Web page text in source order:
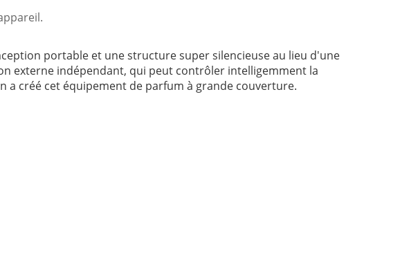
portable et une structure super silencieuse au lieu d'une
externe indépendant, qui peut contrôler intelligemment la
a créé cet équipement de parfum à grande couverture.